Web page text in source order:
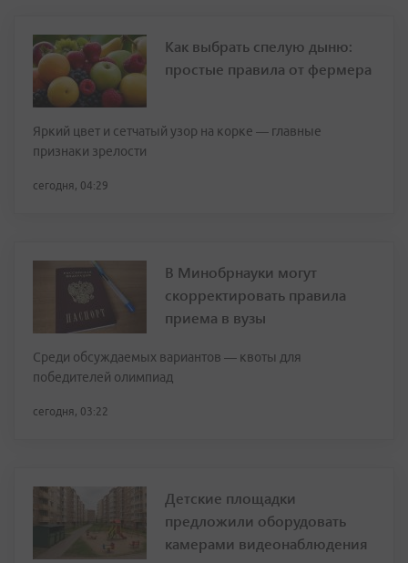
Как выбрать спелую дыню:
простые правила от фермера
Яркий цвет и сетчатый узор на корке — главные
признаки зрелости
сегодня, 04:29
В Минобрнауки могут
скорректировать правила
приема в вузы
Среди обсуждаемых вариантов — квоты для
победителей олимпиад
сегодня, 03:22
Детские площадки
предложили оборудовать
камерами видеонаблюдения